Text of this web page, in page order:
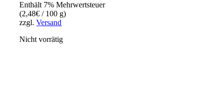
Enthält 7% Mehrwertsteuer
(2,48€ / 100 g)
zzgl.Versand
Nicht vorrätig